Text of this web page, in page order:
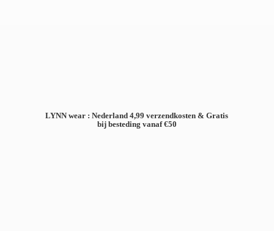
LYNN wear : Nederland 4,99 verzendkosten & Gratis
bij besteding vanaf €50